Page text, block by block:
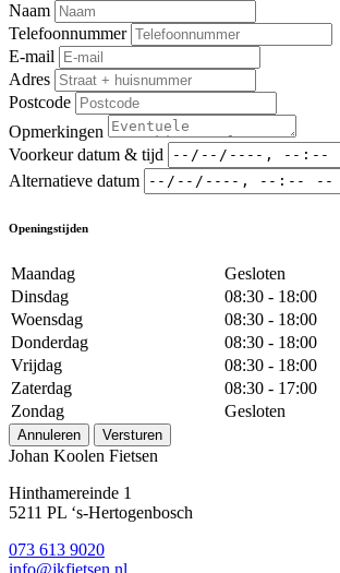
Naam
Telefoonnummer
E-mail
Adres
Postcode
Opmerkingen
Voorkeur datum & tijd
Alternatieve datum
Openingstijden
Maandag
Gesloten
Dinsdag
08:30 - 18:00
Woensdag
08:30 - 18:00
Donderdag
08:30 - 18:00
Vrijdag
08:30 - 18:00
Zaterdag
08:30 - 17:00
Zondag
Gesloten
Annuleren Versturen
Johan Koolen Fietsen
Hinthamereinde 1
5211 PL ‘s-Hertogenbosch
073 613 9020
info@jkfietsen.nl